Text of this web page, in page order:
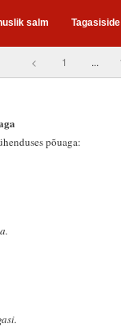
salm Tagasiside
< 1 ...
põuaga: